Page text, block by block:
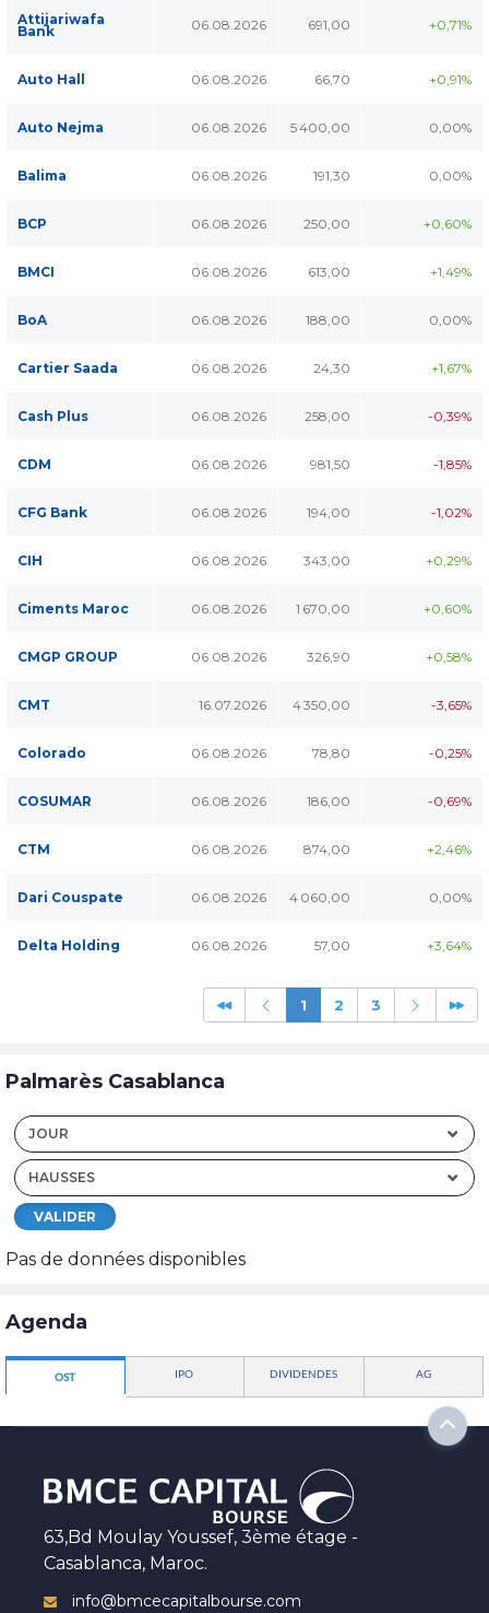
Attijariwafa
Bank 06.08.2026 691,00 +0,71%
Auto Hall 06.08.2026 66,70 +0,91%
Auto Nejma 06.08.2026 5 400,00 0,00%
Balima 06.08.2026 191,30 0,00%
BCP 06.08.2026 250,00 +0,60%
BMCI 06.08.2026 613,00 +1,49%
BoA 06.08.2026 188,00 0,00%
Cartier Saada 06.08.2026 24,30 +1,67%
Cash Plus 06.08.2026 258,00 -0,39%
CDM 06.08.2026 981,50 -1,85%
CFG Bank 06.08.2026 194,00 -1,02%
CIH 06.08.2026 343,00 +0,29%
Ciments Maroc 06.08.2026 1 670,00 +0,60%
CMGP GROUP 06.08.2026 326,90 +0,58%
CMT 16.07.2026 4 350,00 -3,65%
Colorado 06.08.2026 78,80 -0,25%
COSUMAR 06.08.2026 186,00 -0,69%
CTM 06.08.2026 874,00 +2,46%
Dari Couspate 06.08.2026 4 060,00 0,00%
Delta Holding 06.08.2026 57,00 +3,64%
1 2 3
Palmarès Casablanca
JOUR
HAUSSES
VALIDER
Pas de données disponibles
Agenda
OST IPO DIVIDENDES AG
63,Bd Moulay Youssef, 3ème étage -
Casablanca, Maroc.
info@bmcecapitalbourse.com